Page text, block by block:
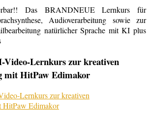
Das BRANDNEUE Lernkurs für
Audioverarbeitung sowie zur
natürlicher Sprache mit KI plus
Lernkurs zur kreativen
mit HitPaw Edimakor